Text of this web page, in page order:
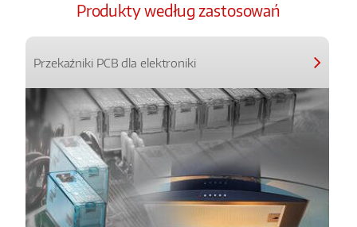
Produkty według zastosowań
Przekaźniki PCB dla elektroniki